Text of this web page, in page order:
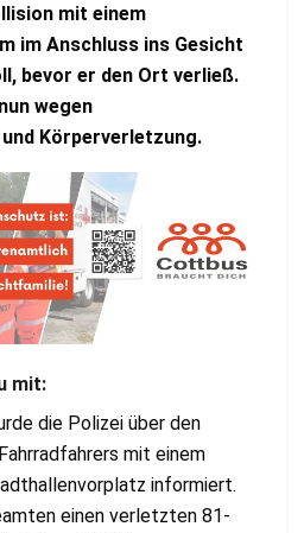
mit einem
im Anschluss ins Gesicht
bevor er den Ort verließ.
wegen
Körperverletzung.
mit:
die Polizei über den
mit einem
informiert.
einen verletzten 81-